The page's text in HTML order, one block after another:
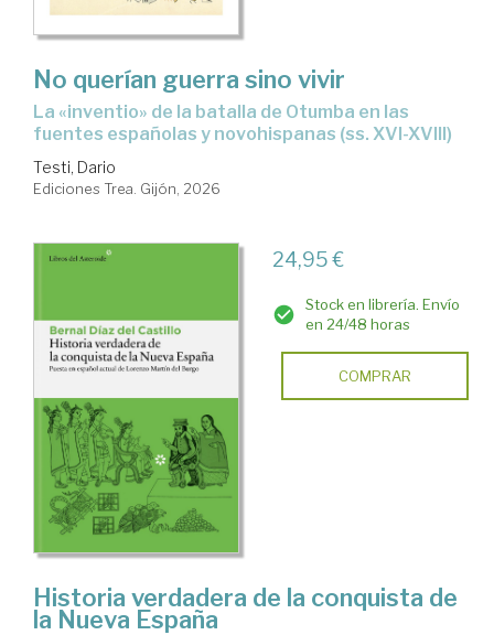
No querían guerra sino vivir
La «inventio» de la batalla de Otumba en las
fuentes españolas y novohispanas (ss. XVI-XVIII)
Testi, Dario
Ediciones Trea. Gijón, 2026
24,95 €
Stock en librería. Envío
en 24/48 horas
COMPRAR
Historia verdadera de la conquista de
la Nueva España